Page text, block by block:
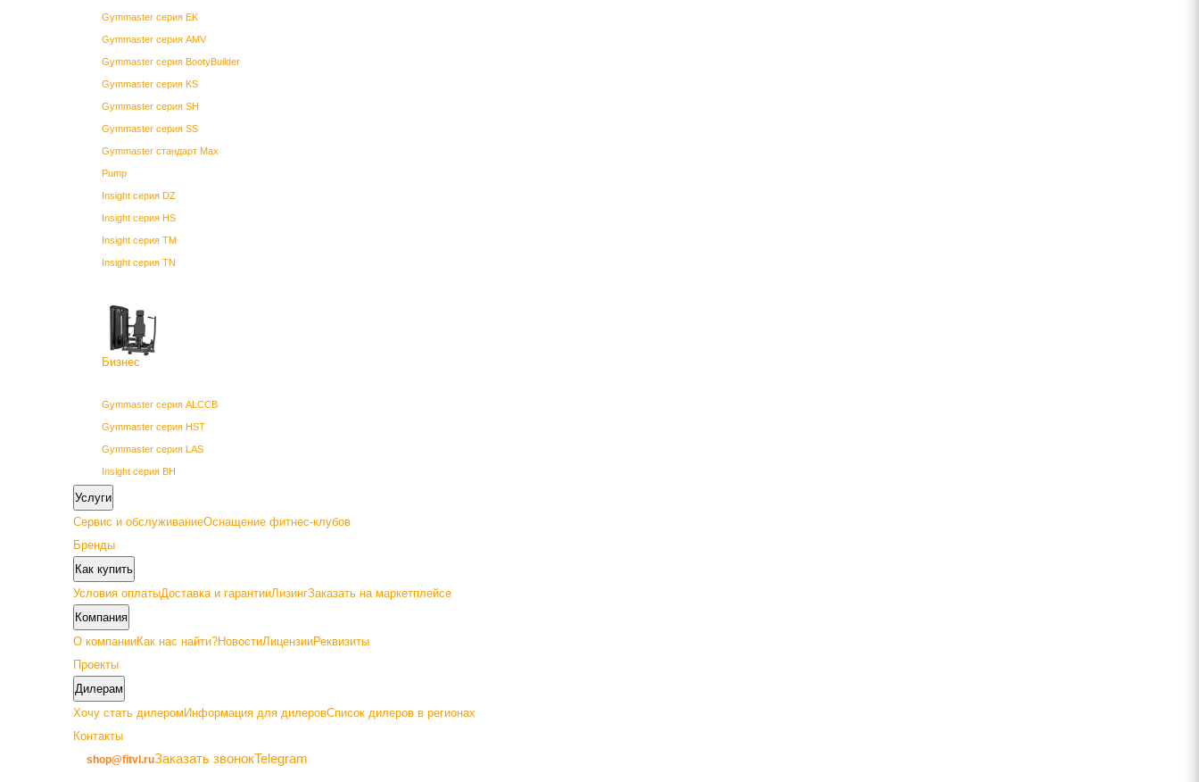
Gymmaster серия EK
Gymmaster серия AMV
Gymmaster серия BootyBuilder
Gymmaster серия KS
Gymmaster серия SH
Gymmaster серия SS
Gymmaster стандарт Max
Pump
Insight серия DZ
Insight серия HS
Insight серия TM
Insight серия TN
Бизнес
Gymmaster серия ALCCB
Gymmaster серия HST
Gymmaster серия LAS
Insight серия BH
Insight серия BL
Insight серия PL
SHUA 68 серия
SHUA 69 серия
Vertex серия GETN
Премиум
Услуги
Сервис и обслуживаниеОснащение фитнес-клубов
Бренды
Как купить
Условия оплатыДоставка и гарантииЛизингЗаказать на маркетплейсе
Компания
О компанииКак нас найти?НовостиЛицензииРеквизиты
Проекты
Дилерам
Хочу стать дилером Информация для дилеровСписок дилеров в регионах
Контакты
shop@fitvl.ruЗаказать звонокTelegram